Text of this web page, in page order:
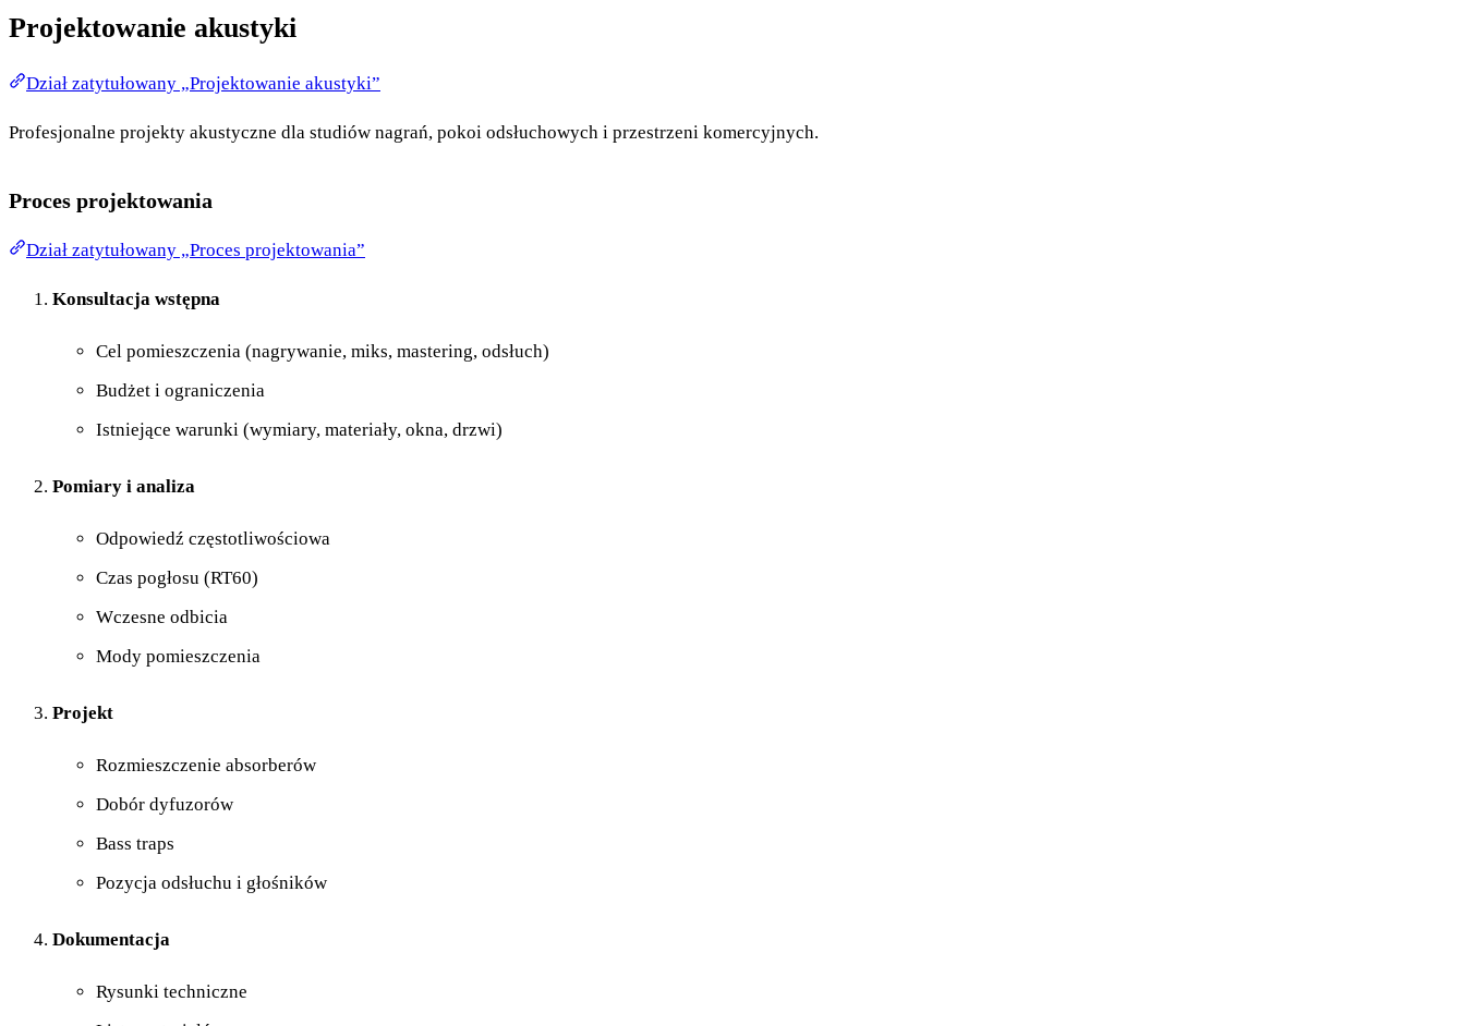
Projektowanie akustyki
Dział zatytułowany „Projektowanie akustyki”
Profesjonalne projekty akustyczne dla studiów nagrań, pokoi odsłuchowych i przestrzeni komercyjnych.
Proces projektowania
Dział zatytułowany „Proces projektowania”
Konsultacja wstępna
Cel pomieszczenia (nagrywanie, miks, mastering, odsłuch)
Budżet i ograniczenia
Istniejące warunki (wymiary, materiały, okna, drzwi)
Pomiary i analiza
Odpowiedź częstotliwościowa
Czas pogłosu (RT60)
Wczesne odbicia
Mody pomieszczenia
Projekt
Rozmieszczenie absorberów
Dobór dyfuzorów
Bass traps
Pozycja odsłuchu i głośników
Dokumentacja
Rysunki techniczne